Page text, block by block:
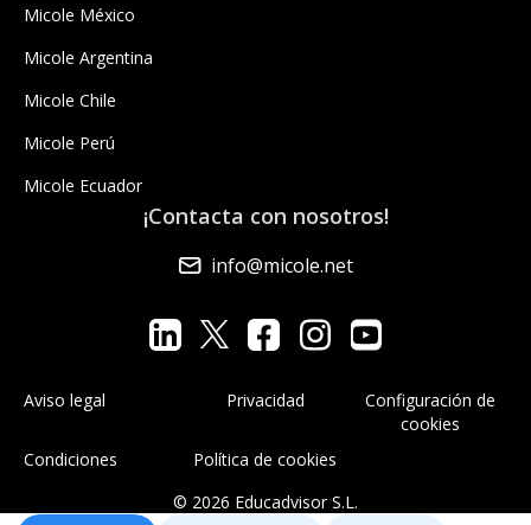
Micole México
Micole Argentina
Micole Chile
Micole Perú
Micole Ecuador
¡Contacta con nosotros!
info@micole.net
Aviso legal Privacidad
Configuración de
cookies
Condiciones
Política de cookies
© 2026 Educadvisor S.L.